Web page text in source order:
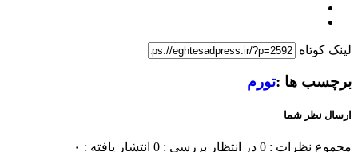
لینک کوتاه
برچسب ها :تورم
ارسال نظر شما
مجموع نظرات : 0 در انتظار بررسی : 0 انتشار یافته : ۰